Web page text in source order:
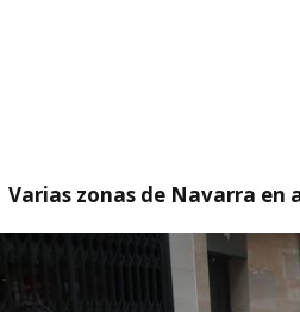
Varias zonas de Navarra